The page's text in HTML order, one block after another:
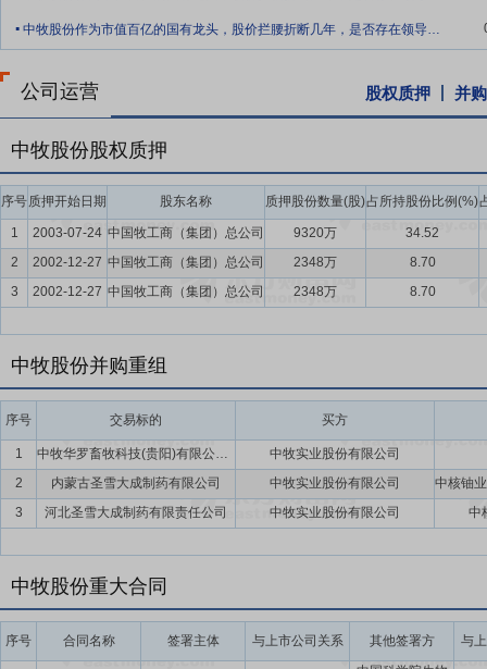
控股子公司乾元浩生物股份有限公司与其他单位联合申报的猪圆环病
要点16：11.7亿元投资兰州生物药厂生产区整体搬迁项目
2018年11
万元人民币。
要点17：获得新兽药注册证书
2019年3月14日公告,经农业农村部审
株+O/PanAsia/TZ/2011株+Re-A/WH/09株)为三类新兽药,并核发了《
业科学院兰州兽医研究所、中农威特生物科技股份有限公司、陕西梅
费用为6,500万元。
要点18：获准生产狂犬病灭活疫苗
2018年12月27日公告,根据《兽
产狂犬病灭活疫苗(PV/BHK-21株)。狂犬病是由狂犬病毒引起的人畜
高效的特点,适用于犬科动物的免疫,具有较高的防疫需求。此次获得
响。
. 中牧股份作为市值百亿的国有龙头，股价拦腰折断几年，是否存在领导管理不当的问题，新
公司运营 股权质押 并
中牧股份股权质押
序号质押开始日期 股东名称 质押股份数量(股)占所持股份比例(%)
1 2003-07-24 中国牧工商（集团）总公司 9320万
34.52
2
2002-12-27 中国牧工商（集团）总公司 2348万
8.70
3
2002-12-27 中国牧工商（集团）总公司 2348万 8.70
中牧股份并购重组
序号 交易标的 买方
1 中牧华罗畜牧科技(贵阳)有限公司(暂定名)
中牧实业股份有限公司
2
内蒙古圣雪大成制药有限公司
中牧实业股份有限公司
3
河北圣雪大成制药有限责任公司 中牧实业股份有限公司 中
中牧股份重大合同
序号 合同名称 签署主体 与上市公司关系 其他签署方
与